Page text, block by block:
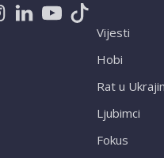
Vijesti
Hobi
Rat u
Ljubimci
Fokus